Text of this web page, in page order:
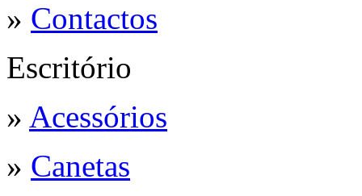
» Contactos
Escritório
» Acessórios
» Canetas